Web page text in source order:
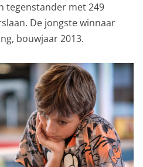
tegenstander met 249
De jongste winnaar
bouwjaar 2013.